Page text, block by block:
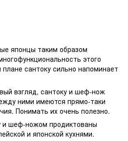
японцы таким образом
этого
сантоку сильно напоминает
взгляд, сантоку и шеф-нож
ними имеются прямо-таки
Понимать их очень полезно.
и шеф-ножом продиктованы
и японской кухнями.